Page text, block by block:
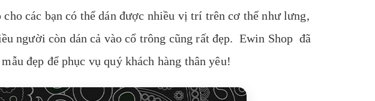
các bạn có thể dán được nhiều vị trí trên cơ thể như lưng,
người còn dán cả vào cổ trông cũng rất đẹp. Ewin Shop đã
đẹp để phục vụ quý khách hàng thân yêu!